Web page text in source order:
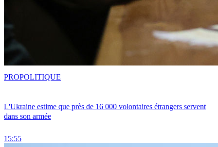
L'Ukraine estime que près de 16 000 volontaires étrangers servent
dans son armée
15:55
PROPOLITIQUE